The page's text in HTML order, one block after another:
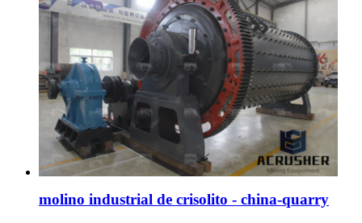
molino industrial de crisolito - china-quarry